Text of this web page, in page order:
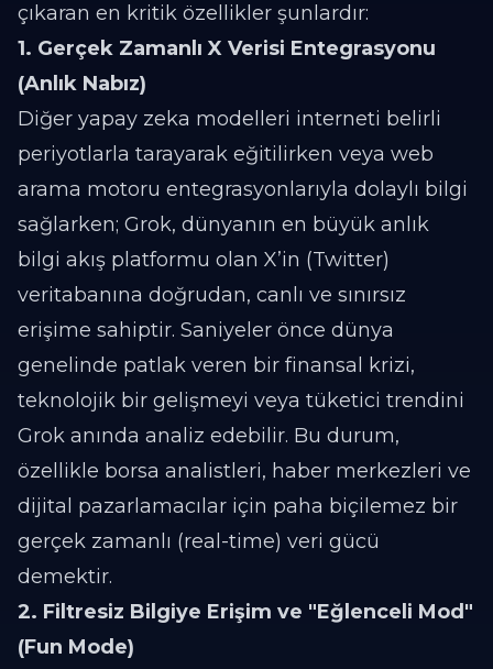
çıkaran en kritik özellikler şunlardır:
1. Gerçek Zamanlı X Verisi Entegrasyonu
(Anlık Nabız)
Diğer yapay zeka modelleri interneti belirli
periyotlarla tarayarak eğitilirken veya web
arama motoru entegrasyonlarıyla dolaylı bilgi
sağlarken; Grok, dünyanın en büyük anlık
bilgi akış platformu olan X’in (Twitter)
veritabanına doğrudan, canlı ve sınırsız
erişime sahiptir. Saniyeler önce dünya
genelinde patlak veren bir finansal krizi,
teknolojik bir gelişmeyi veya tüketici trendini
Grok anında analiz edebilir. Bu durum,
özellikle borsa analistleri, haber merkezleri ve
dijital pazarlamacılar için paha biçilemez bir
gerçek zamanlı (real-time) veri gücü
demektir.
2. Filtresiz Bilgiye Erişim ve "Eğlenceli Mod"
(Fun Mode)